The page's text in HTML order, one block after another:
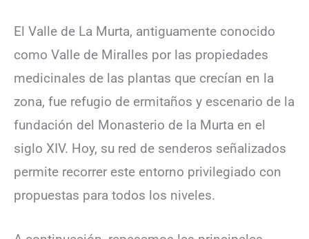
El Valle de La Murta, antiguamente conocido
como Valle de Miralles por las propiedades
medicinales de las plantas que crecían en la
zona, fue refugio de ermitaños y escenario de la
fundación del Monasterio de la Murta en el
siglo XIV. Hoy, su red de senderos señalizados
permite recorrer este entorno privilegiado con
propuestas para todos los niveles.